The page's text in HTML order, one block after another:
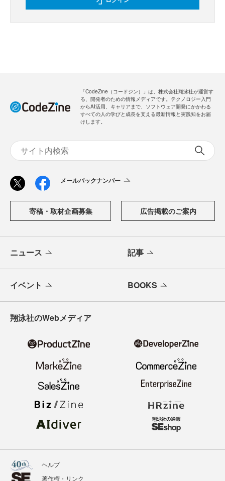
「CodeZine（コードジン）」は、株式会社翔泳社が運営す
る、開発者のための情報メディアです。テクノロジー入門
からAI活用、キャリアまで、ソフトウェア開発にかかわる
すべての人の学びと成長を支える最新情報と実践知をお届
けします。
メールバックナンバー
寄稿・取材企画募集 広告掲載のご案内
ニュース 記事
イベント BOOKS
翔泳社のWebメディア
ヘルプ
著作権・リンク